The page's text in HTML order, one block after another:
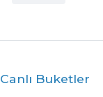
Canlı Buketler